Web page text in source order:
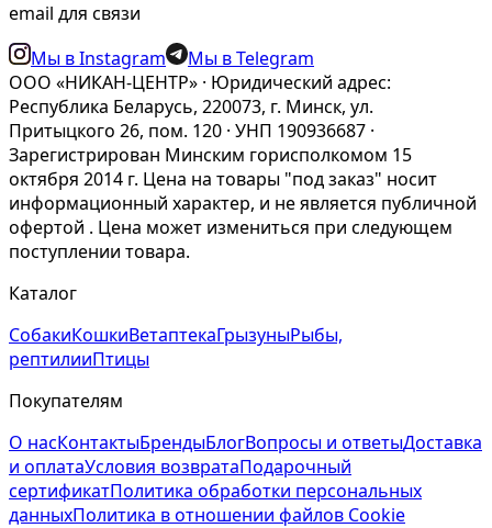
email для связи
Мы в Instagram
Мы в Telegram
ООО «НИКАН-ЦЕНТР» · Юридический адрес:
Республика Беларусь, 220073, г. Минск, ул.
Притыцкого 26, пом. 120 · УНП 190936687 ·
Зарегистрирован Минским горисполкомом 15
октября 2014 г. Цена на товары "под заказ" носит
информационный характер, и не является публичной
офертой . Цена может измениться при следующем
поступлении товара.
Каталог
СобакиКошкиВетаптекаГрызуныРыбы,
рептилииПтицы
Покупателям
О насКонтактыБрендыБлогВопросы и ответыДоставка
и оплатаУсловия возвратаПодарочный
сертификатПолитика обработки персональных
данныхПолитика в отношении файлов Cookie